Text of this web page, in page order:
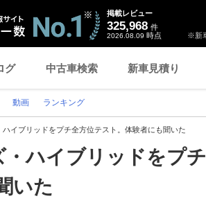
※新
掲載レビュー
325,968 件
2026.08.09 時点
グ 中古車検索 新車見積り
動画 ランキング
イブリッドをプチ全方位テスト。体験者にも聞いた
ハイブリッドをプ
いた